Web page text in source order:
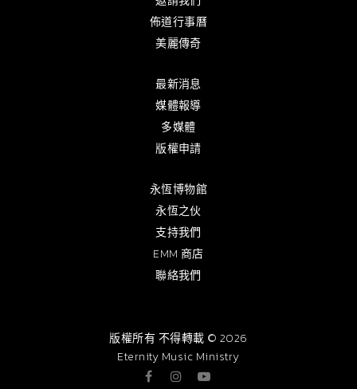
佈道行事曆
美麗傳奇
最新消息
媒體報導
多媒體
版權申請
永恆博物館
永恆之伙
支持我們
EMM 商店
聯絡我們
版權所有 不得轉載 © 2026
Eternity Music Ministry